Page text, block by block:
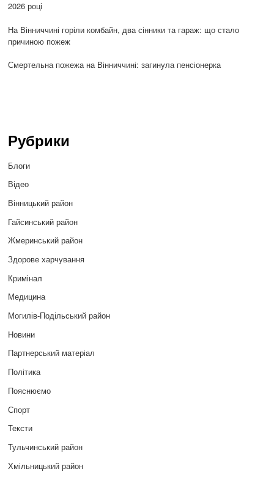
2026 році
На Вінниччині горіли комбайн, два сінники та гараж: що стало
причиною пожеж
Смертельна пожежа на Вінниччині: загинула пенсіонерка
Рубрики
Блоги
Відео
Вінницький район
Гайсинський район
Жмеринський район
Здорове харчування
Кримінал
Медицина
Могилів-Подільський район
Новини
Партнерський матеріал
Політика
Пояснюємо
Спорт
Тексти
Тульчинський район
Хмільницький район